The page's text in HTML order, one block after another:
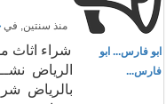
منذ سنتين, في
ابو فارس... ابو
فارس...
شراء اثاث
الرياض
بالرياض